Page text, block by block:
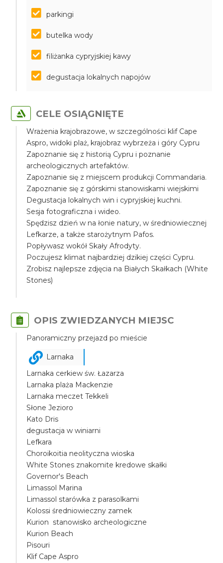
parkingi
butelka wody
filiżanka cypryjskiej kawy
degustacja lokalnych napojów
CELE OSIĄGNIĘTE
Wrażenia krajobrazowe, w szczególności klif Cape
Aspro, widoki plaż, krajobraz wybrzeża i góry Cypru
Zapoznanie się z historią Cypru i poznanie
archeologicznych artefaktów.
Zapoznanie się z miejscem produkcji Commandaria.
Zapoznanie się z górskimi stanowiskami wiejskimi
Degustacja lokalnych win i cypryjskiej kuchni.
Sesja fotograficzna i wideo.
Spędzisz dzień w na łonie natury, w średniowiecznej
Lefkarze, a także starożytnym Pafos.
Popływasz wokół Skały Afrodyty.
Poczujesz klimat najbardziej dzikiej części Cypru.
Zrobisz najlepsze zdjęcia na Białych Skałkach (White
Stones)
OPIS ZWIEDZANYCH MIEJSC
Panoramiczny przejazd po mieście
Larnaka
Larnaka cerkiew św. Łazarza
Larnaka plaża Mackenzie
Larnaka meczet Tekkeli
Słone Jezioro
Kato Dris
degustacja w winiarni
Lefkara
Choroikoitia neolityczna wioska
White Stones znakomite kredowe skałki
Governor's Beach
Limassol Marina
Limassol starówka z parasolkami
Kolossi średniowieczny zamek
Kurion stanowisko archeologiczne
Kurion Beach
Pisouri
Klif Cape Aspro